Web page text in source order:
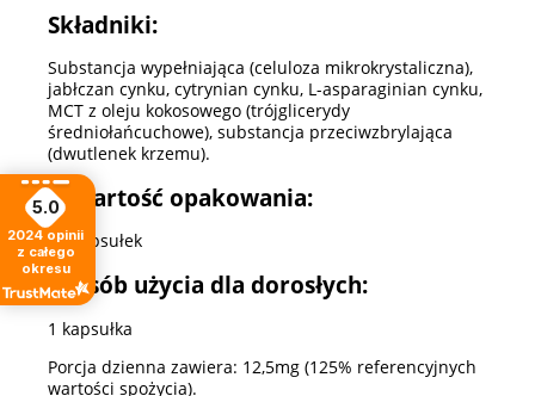
Składniki:
Substancja wypełniająca (celuloza mikrokrystaliczna),
jabłczan cynku, cytrynian cynku, L-asparaginian cynku,
MCT z oleju kokosowego (trójglicerydy
średniołańcuchowe), substancja przeciwzbrylająca
(dwutlenek krzemu).
Zawartość opakowania:
90 kapsułek
Sposób użycia dla dorosłych:
1 kapsułka
Porcja dzienna zawiera: 12,5mg (125% referencyjnych
wartości spożycia).
5.0
2024 opinii
z całego
okresu